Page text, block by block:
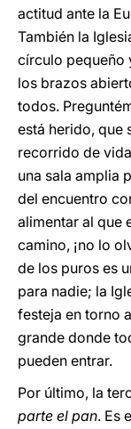
actitud ante la
También la
círculo pequeño
los brazos
todos.
está herido, que
recorrido de
una sala amplia
del encuentro
alimentar al que
camino, ¡no lo
de los puros es
para nadie; la
festeja en torno
grande donde
pueden entrar.
Por último, la
parte el pan. Es